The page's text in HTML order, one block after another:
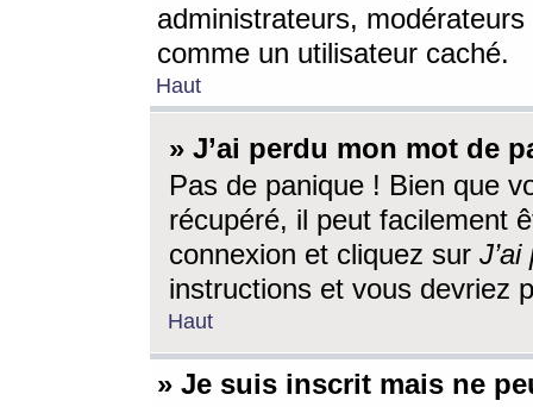
administrateurs,
comme un utilisateur caché.
Haut
» J’ai perdu mon mot de
Pas de panique ! Bien que
récupéré, il peut facilement
connexion et cliquez sur
instructions et vous devriez
Haut
» Je suis inscrit mais ne